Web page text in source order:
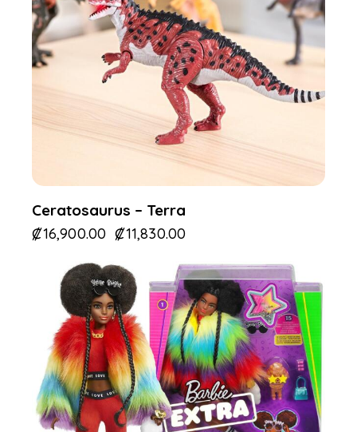
Ceratosaurus – Terra
₡16,900.00 ₡11,830.00